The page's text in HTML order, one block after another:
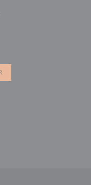
((abre numa nova